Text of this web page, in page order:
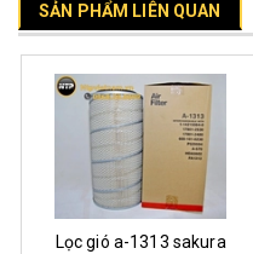
SẢN PHẨM LIÊN QUAN
Lọc gió a-1313 sakura